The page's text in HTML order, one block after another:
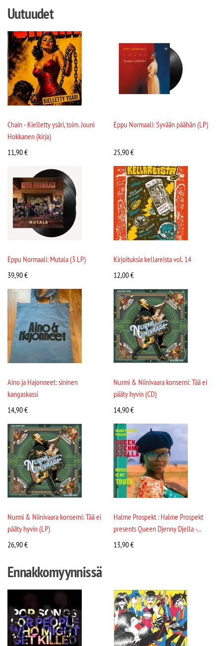
Uutuudet
Chain - Kielletty ysäri, toim. Jouni
Hokkanen (kirja)
11,90€
Eppu Normaali: Syvään päähän (LP)
25,90€
Eppu Normaali: Mutala (3 LP)
39,90€
Kirjoituksia kellareista vol. 14
12,00€
Aino ja Hajonneet: sininen
kangaskassi
14,90€
Nurmi & Niinivaara konserni: Tää ei
pääty hyvin (CD)
14,90€
Nurmi & Niinivaara konserni: Tää ei
pääty hyvin (LP)
26,90€
Halme Prospekt : Halme Prospekt
presents Queen Djenny Djella -...
13,90€
Ennakkomyynnissä